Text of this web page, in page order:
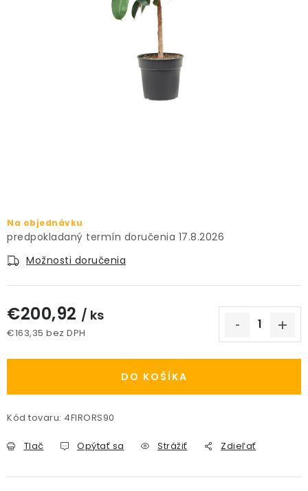
KVETINÁČE A OBALY NA RASTLINY
ZNAČKY
Podmienky ochrany osobných údajov
Spôsoby platby
Kontakt / Právne údaje
Na objednávku
17.8.2026
Možnosti doručenia
€200,92 / ks
€163,35 bez DPH
DO KOŠÍKA
Kód tovaru: 4FIRORS90
Tlač Opýtať sa Strážiť Zdieľať